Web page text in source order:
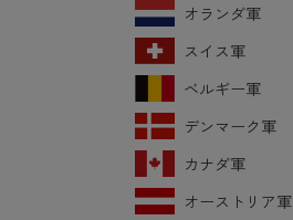
オランダ軍
スイス軍
ベルギー軍
デンマーク軍
カナダ軍
オーストリア軍